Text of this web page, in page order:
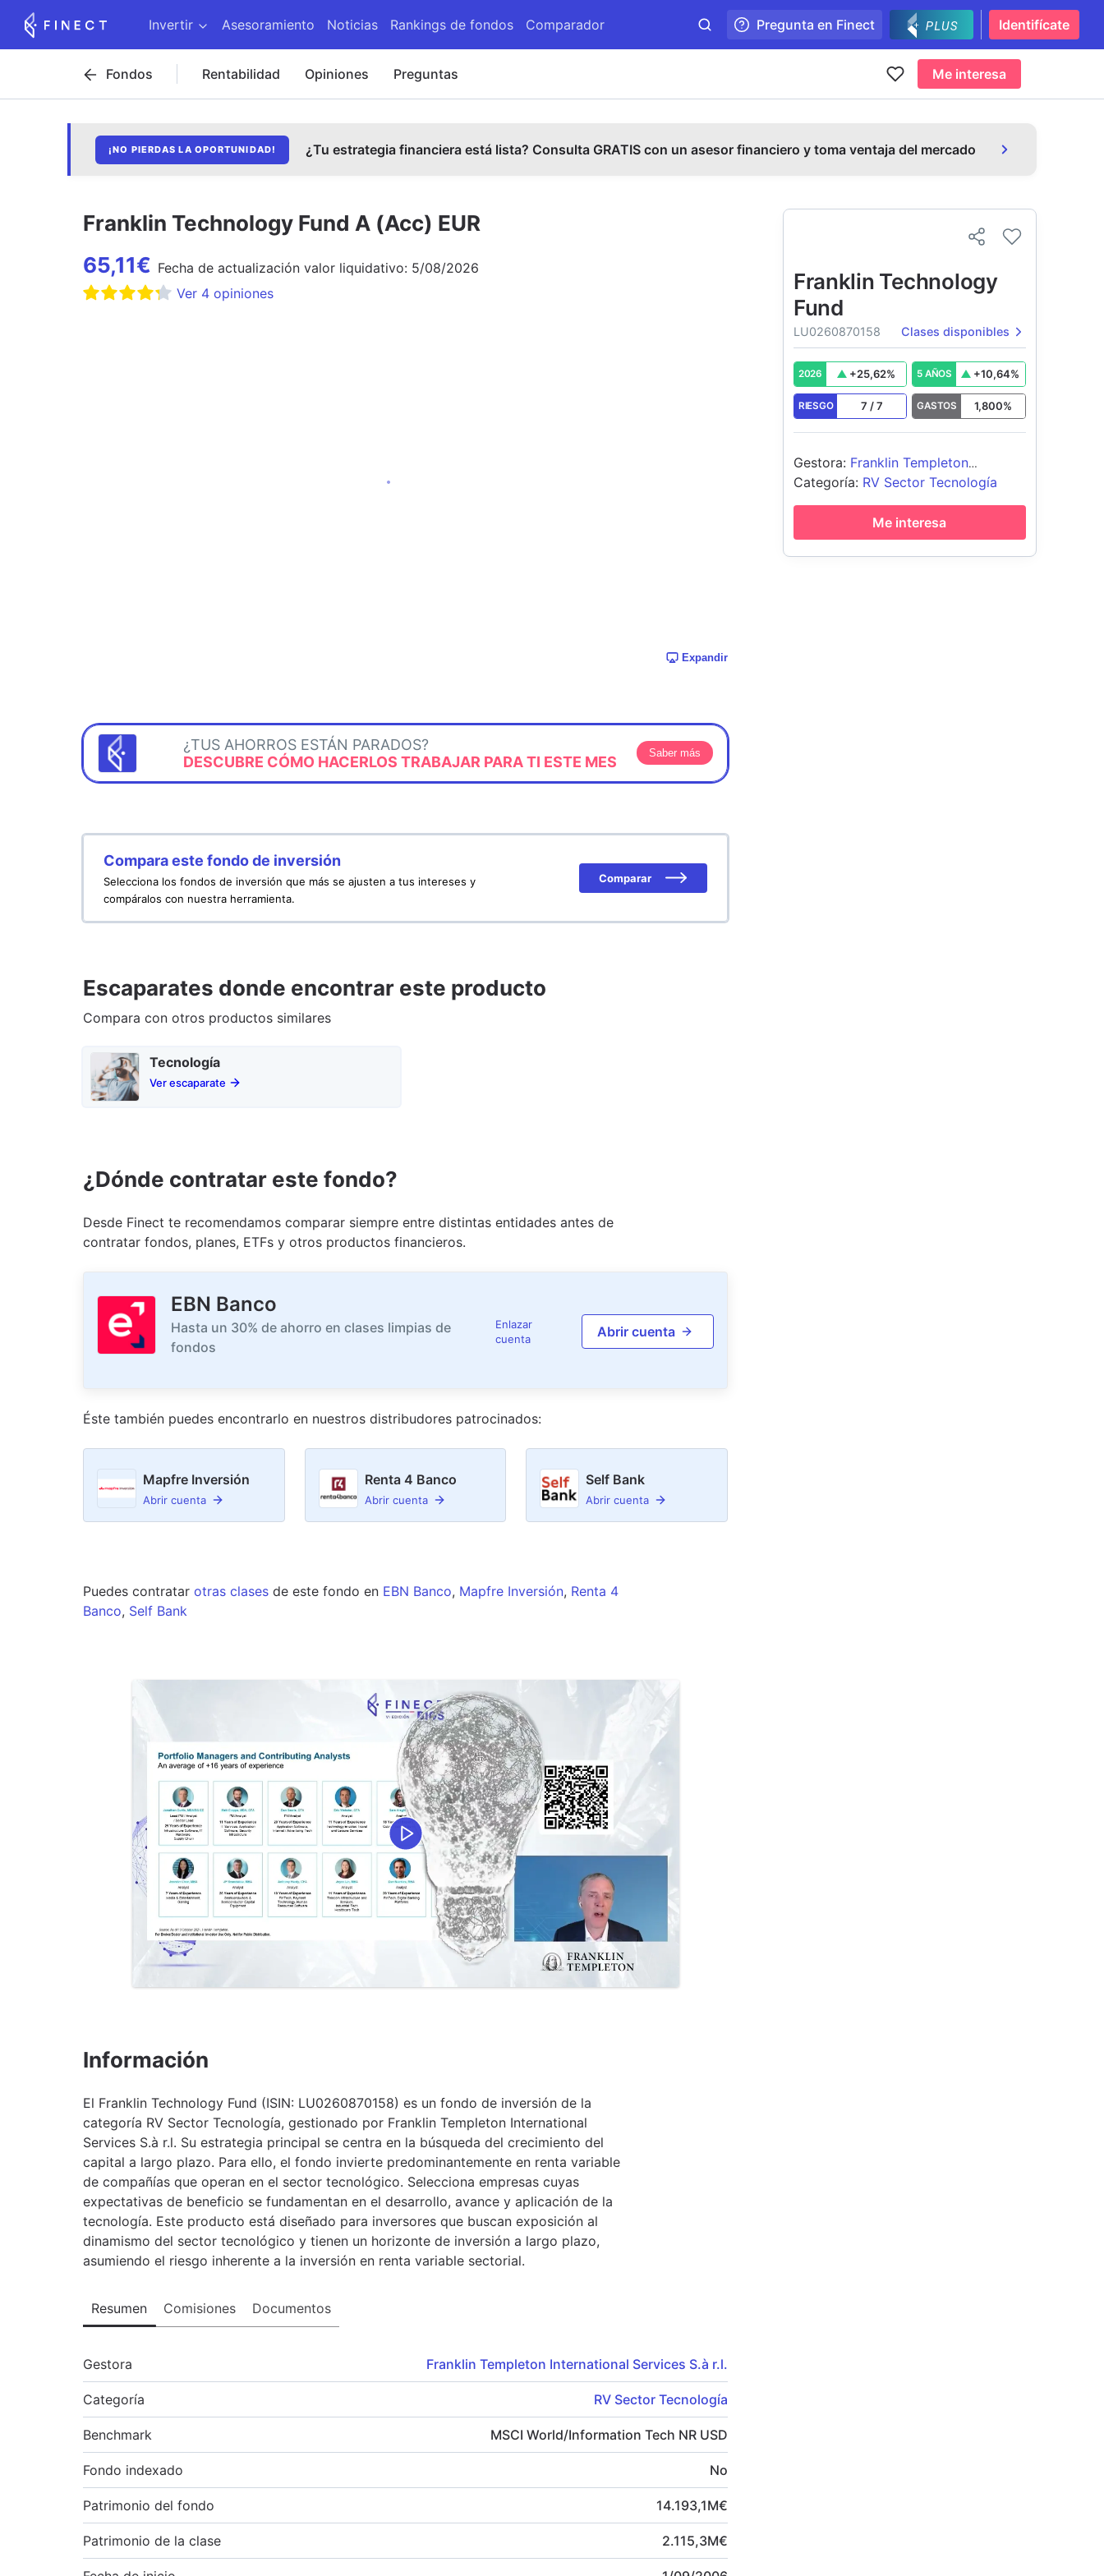
Invertir Asesoramiento Noticias Rankings de fondos Comparador Pregunta en Finect Identifícate
Fondos Rentabilidad Opiniones Preguntas Me interesa
¡NO PIERDAS LA OPORTUNIDAD! ¿Tu estrategia financiera está lista? Consulta GRATIS con un asesor financiero y toma ventaja del mercado
Franklin Technology Fund A (Acc) EUR
65,11€ Fecha de actualización valor liquidativo: 5/08/2026
Ver 4 opiniones
Expandir
¿TUS AHORROS ESTÁN PARADOS?
DESCUBRE CÓMO HACERLOS TRABAJAR PARA TI ESTE MES
Saber más
Compara este fondo de inversión
Selecciona los fondos de inversión que más se ajusten a tus intereses y
compáralos con nuestra herramienta.
Comparar
Escaparates donde encontrar este producto
Compara con otros productos similares
Tecnología
Ver escaparate
¿Dónde contratar este fondo?
Desde Finect te recomendamos comparar siempre entre distintas entidades antes de
contratar fondos, planes, ETFs y otros productos financieros.
EBN Banco
Hasta un 30% de ahorro en clases limpias de
fondos
Enlazar
cuenta
Abrir cuenta
Éste también puedes encontrarlo en nuestros distribudores patrocinados:
Mapfre Inversión
Abrir cuenta
Renta 4 Banco
Abrir cuenta
Self Bank
Abrir cuenta
Puedes contratar otras clases de este fondo en EBN Banco, Mapfre Inversión, Renta 4
Banco, Self Bank
Información
El Franklin Technology Fund (ISIN: LU0260870158) es un fondo de inversión de la
categoría RV Sector Tecnología, gestionado por Franklin Templeton International
Services S.à r.l. Su estrategia principal se centra en la búsqueda del crecimiento del
capital a largo plazo. Para ello, el fondo invierte predominantemente en renta variable
de compañías que operan en el sector tecnológico. Selecciona empresas cuyas
expectativas de beneficio se fundamentan en el desarrollo, avance y aplicación de la
tecnología. Este producto está diseñado para inversores que buscan exposición al
dinamismo del sector tecnológico y tienen un horizonte de inversión a largo plazo,
asumiendo el riesgo inherente a la inversión en renta variable sectorial.
Resumen Comisiones Documentos
Gestora Franklin Templeton International Services S.à r.l.
Categoría RV Sector Tecnología
Benchmark MSCI World/Information Tech NR USD
Fondo indexado No
Patrimonio del fondo 14.193,1M€
Patrimonio de la clase 2.115,3M€
Franklin Technology
Fund
LU0260870158 Clases disponibles
2026 +25,62% 5 AÑOS +10,64%
RIESGO 7 /7 GASTOS 1,800%
Gestora: Franklin Templeton
International Services S.à r.l.
Categoría: RV Sector Tecnología
Me interesa